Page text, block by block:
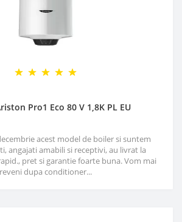
Pro1 Eco 80 V 1,8K PL EU
acest model de boiler si suntem
angajati amabili si receptivi, au livrat la
pret si garantie foarte buna. Vom mai
reveni dupa conditioner...